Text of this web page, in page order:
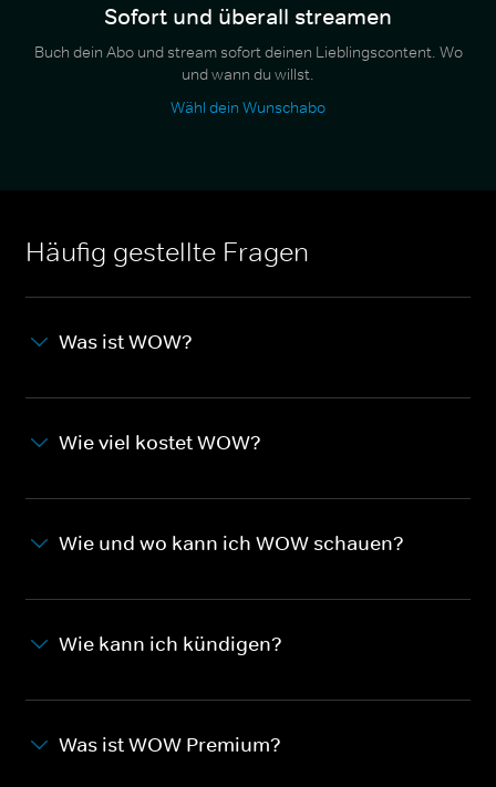
Sofort und überall streamen
Buch dein Abo und stream sofort deinen Lieblingscontent. Wo
und wann du willst.
Wähl dein Wunschabo
Häufig gestellte Fragen
Was ist WOW?
Wie viel kostet WOW?
Wie und wo kann ich WOW schauen?
Wie kann ich kündigen?
Was ist WOW Premium?